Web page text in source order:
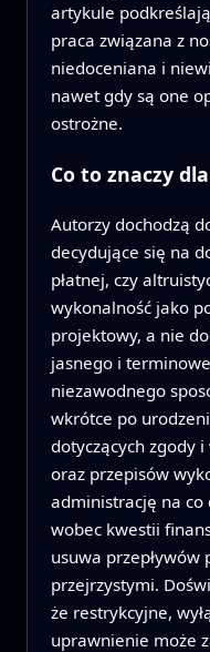
artykule
praca związana z
niedoceniana i
nawet gdy są one
ostrożne.
Co to znaczy
Autorzy dochodzą
decydujące się na
płatnej, czy
wykonalność jako
projektowy, a nie
jasnego i
niezawodnego
wkrótce po
dotyczących zgody
oraz przepisów
administrację na co
wobec kwestii
usuwa przepływów
przejrzystymi.
że restrykcyjne,
uprawnienie może